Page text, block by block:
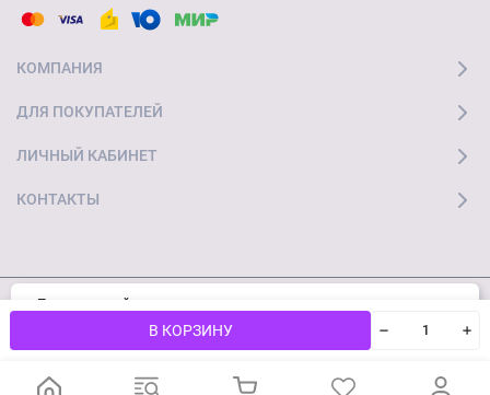
В КОРЗИНУ
КОМПАНИЯ
ДЛЯ ПОКУПАТЕЛЕЙ
ЛИЧНЫЙ КАБИНЕТ
КОНТАКТЫ
© 2026 "Ай Мобайл Стор" Все права защищены
Пользуясь сайтом, вы соглашаетесь с
конфиденциальности.